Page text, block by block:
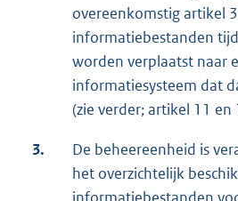
overeenkomstig artikel
informatiebestanden
worden verplaatst naar
informatiesysteem dat
(zie verder; artikel 11 en
3.
De beheereenheid is
het overzichtelijk